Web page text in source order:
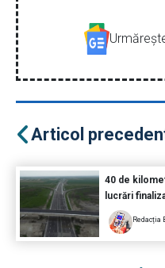
Articol
40 de
lucrări
Redacția